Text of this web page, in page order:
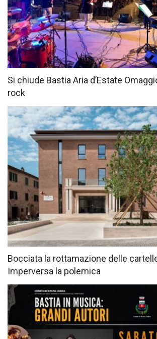
Si chiude Bastia Aria d’Estate
rock
Bocciata la rottamazione delle
Imperversa la polemica